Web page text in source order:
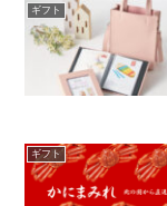
ギフト
ギフト